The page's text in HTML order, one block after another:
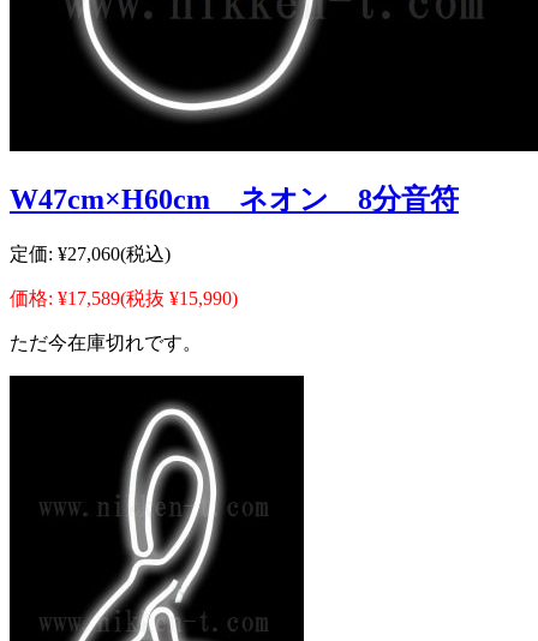
W47cm×H60cm ネオン 8分音符
定価: ¥27,060(税込)
価格: ¥17,589(税抜 ¥15,990)
ただ今在庫切れです。